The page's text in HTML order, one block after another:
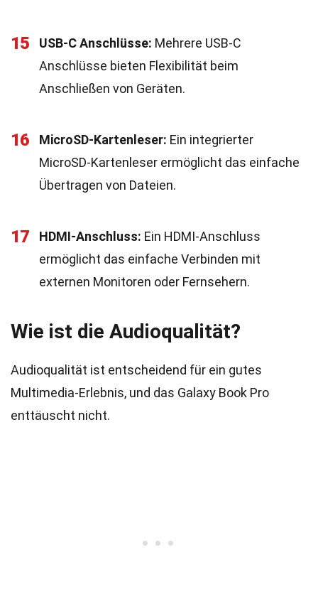
15 USB-C Anschlüsse: Mehrere USB-C
Anschlüsse bieten Flexibilität beim
Anschließen von Geräten.
16 MicroSD-Kartenleser: Ein integrierter
MicroSD-Kartenleser ermöglicht das einfache
Übertragen von Dateien.
17 HDMI-Anschluss: Ein HDMI-Anschluss
ermöglicht das einfache Verbinden mit
externen Monitoren oder Fernsehern.
Wie ist die Audioqualität?
Audioqualität ist entscheidend für ein gutes
Multimedia-Erlebnis, und das Galaxy Book Pro
enttäuscht nicht.